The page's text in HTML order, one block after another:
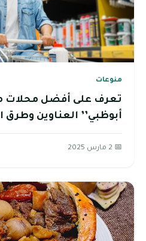
منوعات
تعرف على أفضل محلات
أبوظبي’’ العناوين وطرق
📅 2 مارس 2025